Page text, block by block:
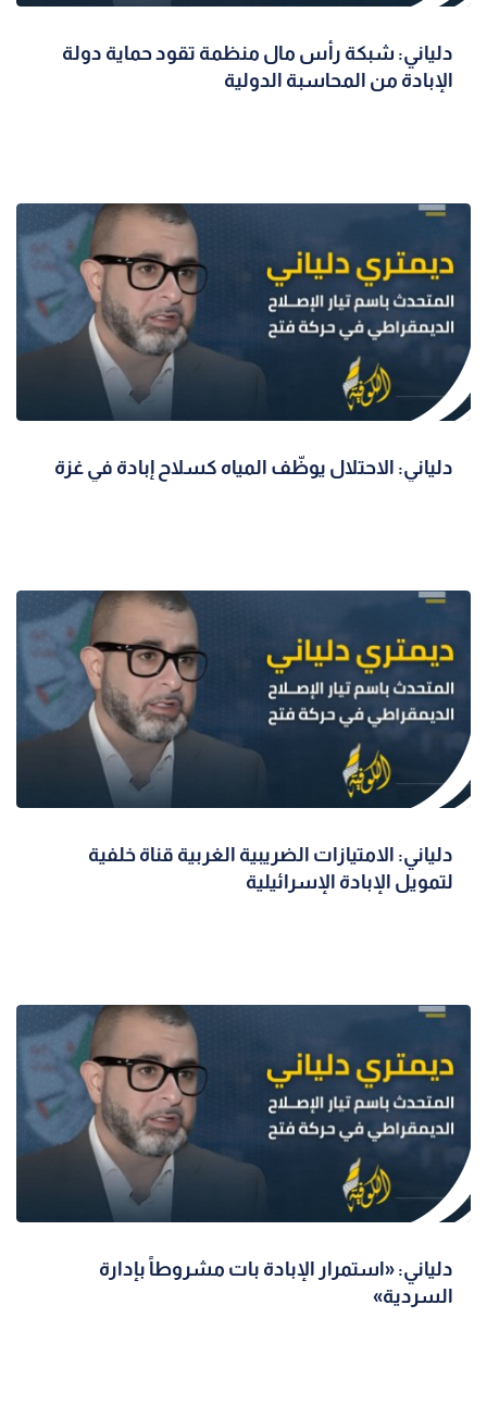
دلياني: شبكة رأس مال منظمة تقود حماية دولة
الإبادة من المحاسبة الدولية
دلياني: الاحتلال يوظّف المياه كسلاح إبادة في غزة
دلياني: الامتيازات الضريبية الغربية قناة خلفية
لتمويل الإبادة الإسرائيلية
دلياني: «استمرار الإبادة بات مشروطاً بإدارة
السردية»